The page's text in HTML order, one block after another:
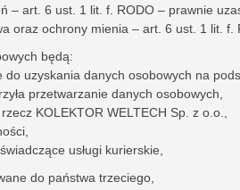
– art. 6 ust. 1 lit. f. RODO – prawnie
oraz ochrony mienia – art. 6 ust. 1 lit. f.
będą:
do uzyskania danych osobowych na
przetwarzanie danych osobowych,
KOLEKTOR WELTECH Sp. z o.o.,
usługi kurierskie,
do państwa trzeciego,